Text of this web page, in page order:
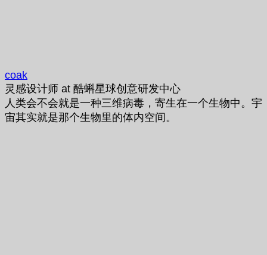
coak
灵感设计师 at 酷蝌星球创意研发中心
人类会不会就是一种三维病毒，寄生在一个生物中。宇
宙其实就是那个生物里的体内空间。